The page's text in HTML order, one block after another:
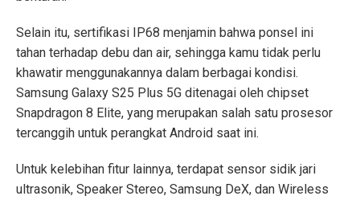
Selain itu, sertifikasi IP68 menjamin bahwa ponsel ini
tahan terhadap debu dan air, sehingga kamu tidak perlu
khawatir menggunakannya dalam berbagai kondisi.
Samsung Galaxy S25 Plus 5G ditenagai oleh chipset
Snapdragon 8 Elite, yang merupakan salah satu prosesor
tercanggih untuk perangkat Android saat ini.
Untuk kelebihan fitur lainnya, terdapat sensor sidik jari
ultrasonik, Speaker Stereo, Samsung DeX, dan Wireless